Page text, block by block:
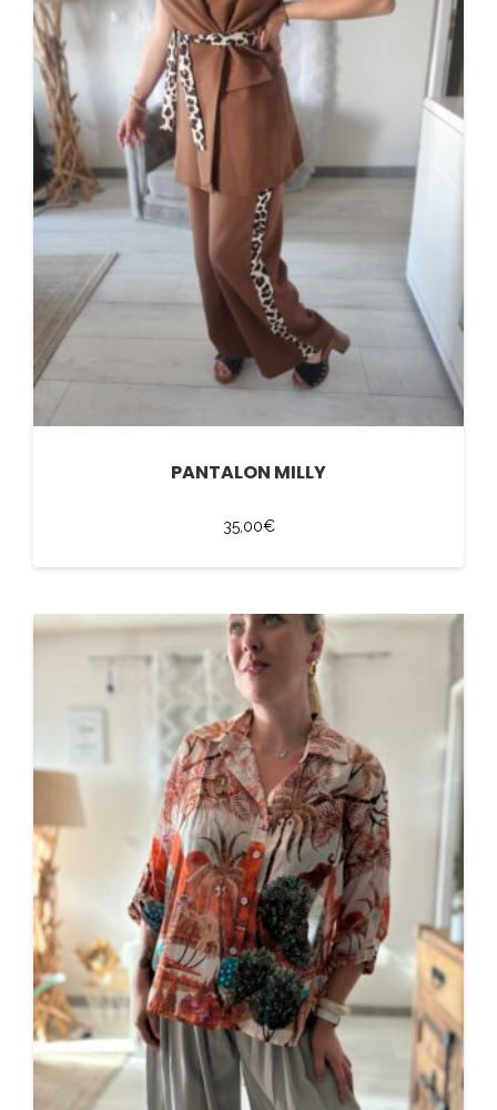
PANTALON MILLY
35,00€